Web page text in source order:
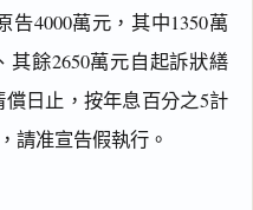
4000萬元，其中1350萬
其餘2650萬元自起訴狀繕
日止，按年息百分之5計
請准宣告假執行。